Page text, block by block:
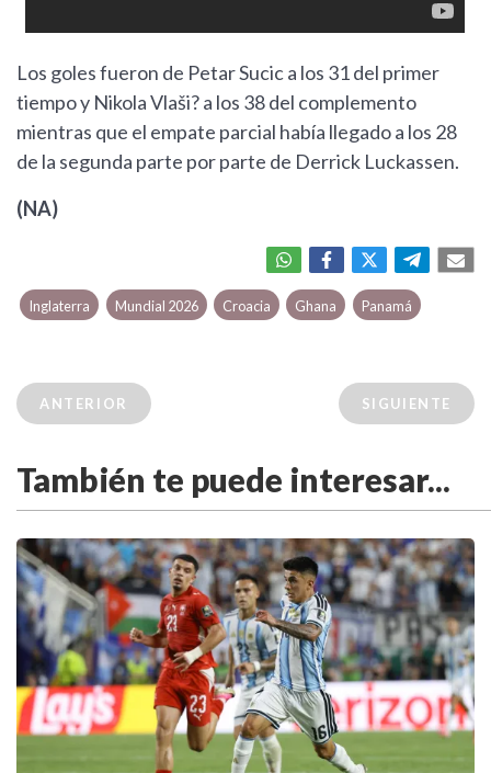
Los goles fueron de Petar Sucic a los 31 del primer
tiempo y Nikola Vlaši? a los 38 del complemento
mientras que el empate parcial había llegado a los 28
de la segunda parte por parte de Derrick Luckassen.
(NA)
Inglaterra Mundial 2026 Croacia Ghana Panamá
ANTERIOR SIGUIENTE
También te puede interesar...